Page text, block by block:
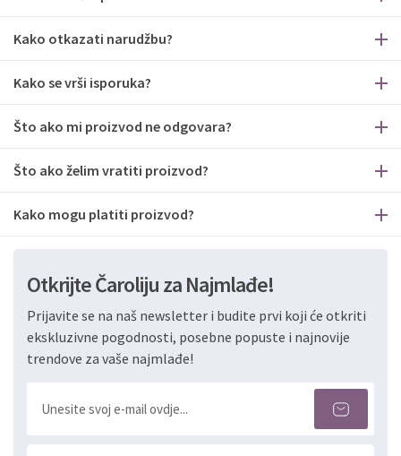
Kako otkazati narudžbu?
Kako se vrši isporuka?
Što ako mi proizvod ne odgovara?
Što ako želim vratiti proizvod?
Kako mogu platiti proizvod?
Otkrijte Čaroliju za Najmlađe!
Prijavite se na naš newsletter i budite prvi koji će otkriti
ekskluzivne pogodnosti, posebne popuste i najnovije
trendove za vaše najmlađe!